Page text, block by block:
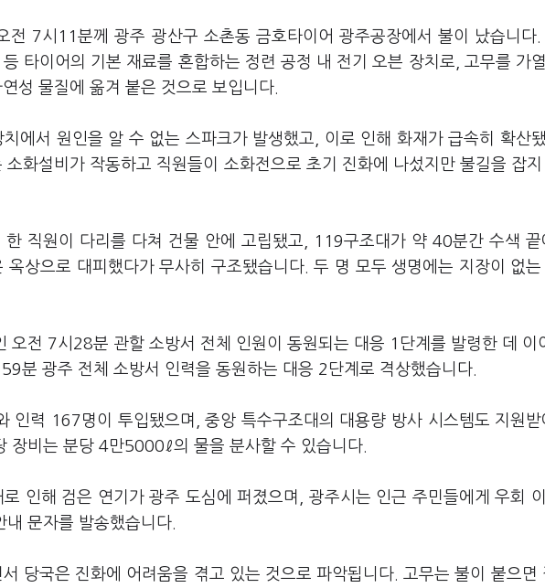
전 7시11분께 광주 광산구 소촌동 금호타이어 광주공장에서 불이 났습니다.
타이어의 기본 재료를 혼합하는 정련 공정 내 전기 오븐 장치로, 고무를 가
성 물질에 옮겨 붙은 것으로 보입니다.
에서 원인을 알 수 없는 스파크가 발생했고, 이로 인해 화재가 급속히 확산
화설비가 작동하고 직원들이 소화전으로 초기 진화에 나섰지만 불길을 잡지
한 직원이 다리를 다쳐 건물 안에 고립됐고, 119구조대가 약 40분간 수색 끝
상으로 대피했다가 무사히 구조됐습니다. 두 명 모두 생명에는 지장이 없는
오전 7시28분 관할 소방서 전체 인원이 동원되는 대응 1단계를 발령한 데 이
분 광주 전체 소방서 인력을 동원하는 대응 2단계로 격상했습니다.
인력 167명이 투입됐으며, 중앙 특수구조대의 대용량 방사 시스템도 지원받
장비는 분당 4만5000ℓ의 물을 분사할 수 있습니다.
인해 검은 연기가 광주 도심에 퍼졌으며, 광주시는 인근 주민들에게 우회
문자를 발송했습니다.
당국은 진화에 어려움을 겪고 있는 것으로 파악됩니다. 고무는 불이 붙으면